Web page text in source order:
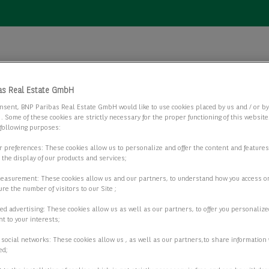
Estate, Fritz-Vomfelde-Straße 26, 40547 Düsseldorf oder per
die Verarbeitung personenbezogener Daten im
Real Estate GmbH
BNP Paribas Real Estate GmbH would like to use cookies placed by us and / or
Some of these cookies are strictly necessary for the proper functioning of this
purposes:
preferences: These cookies allow us to personalize and offer the content and
display of our products and services;
These cookies allow us and our partners, to understand how you access
the number of visitors to our Site ;
advertising: These cookies allow us as well as our partners, to offer you
to your interests;
networks: These cookies allow us , as well as our partners,to share